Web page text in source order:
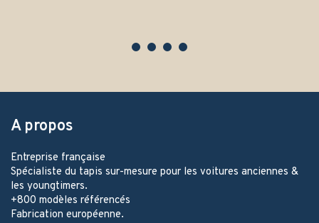
A propos
Entreprise française
Spécialiste du tapis sur-mesure pour les voitures anciennes &
les youngtimers.
+800 modèles référencés
Fabrication européenne.